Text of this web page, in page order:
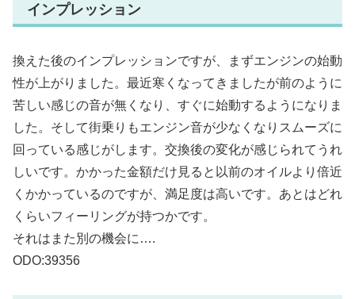
インプレッション
換えた後のインプレッションですが、まずエンジンの始動
性が上がりました。最近寒くなってきましたが前のように
苦しい感じの音が無くなり、すぐに始動するようになりま
した。そして街乗りもエンジン音が少なくなりスムーズに
回っている感じがします。交換後の変化が感じられてうれ
しいです。かかった金額だけ見ると以前のオイルより倍近
くかかっているのですが、満足度は高いです。あとはどれ
くらいフィーリングが持つかです。
それはまた別の機会に….
ODO:39356